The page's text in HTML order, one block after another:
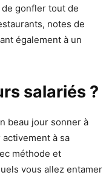
gonfler tout de
notes de
également à un
salariés ?
beau jour sonner à
à sa
méthode et
vous allez entamer